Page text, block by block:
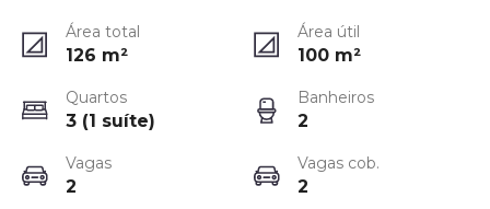
Área total
126 m²
Área útil
100 m²
Quartos
3 (1 suíte)
Banheiros
2
Vagas
2
Vagas cob.
2